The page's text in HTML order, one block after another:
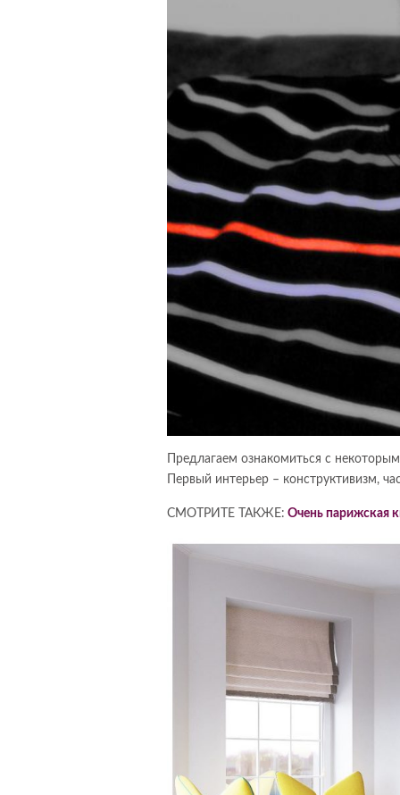
Предлагаем ознакомиться с
Первый интерьер – конструктивизм,
СМОТРИТЕ ТАКЖЕ: Очень парижская